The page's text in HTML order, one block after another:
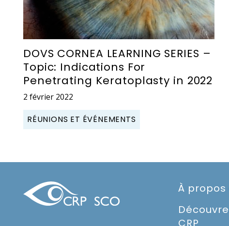
DOVS CORNEA LEARNING SERIES –
Topic: Indications For
Penetrating Keratoplasty in 2022
2 février 2022
RÉUNIONS ET ÉVÉNEMENTS
À propos
CRP